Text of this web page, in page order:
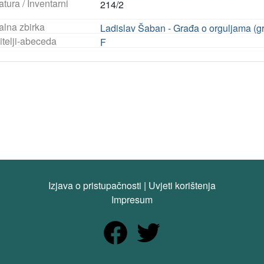
/ Inventarni
214/2
zbirka
Ladislav Šaban - Građa o orguljama
abeceda
F
Izjava o pristupačnosti | Uvjeti korištenja
Impresum